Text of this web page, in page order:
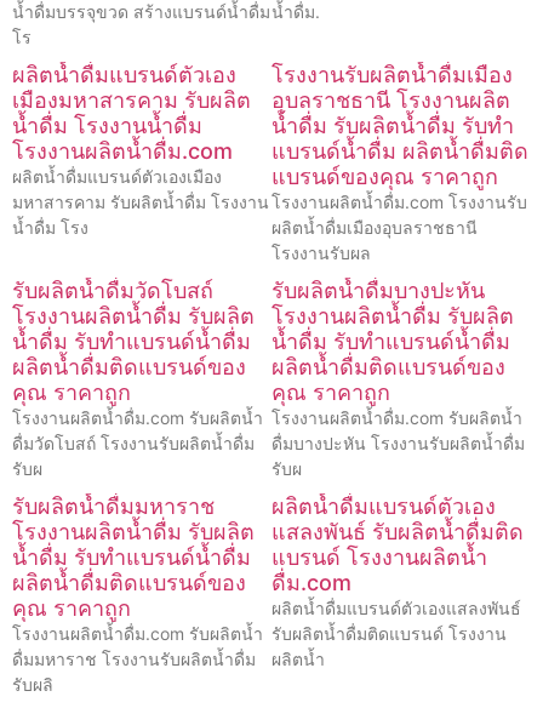
น้ำดื่มบรรจุขวด สร้างแบรนด์น้ำดื่ม
โร
น้ำดื่ม.
ผลิตน้ำดื่มแบรนด์ตัวเอง
เมืองมหาสารคาม รับผลิต
น้ำดื่ม โรงงานน้ำดื่ม
โรงงานผลิตน้ำดื่ม.com
ผลิตน้ำดื่มแบรนด์ตัวเองเมือง
มหาสารคาม รับผลิตน้ำดื่ม โรงงาน
น้ำดื่ม โรง
โรงงานรับผลิตน้ำดื่มเมือง
อุบลราชธานี โรงงานผลิต
น้ำดื่ม รับผลิตน้ำดื่ม รับทำ
แบรนด์น้ำดื่ม ผลิตน้ำดื่มติด
แบรนด์ของคุณ ราคาถูก
โรงงานผลิตน้ำดื่ม.com โรงงานรับ
ผลิตน้ำดื่มเมืองอุบลราชธานี
โรงงานรับผล
รับผลิตน้ำดื่มวัดโบสถ์
โรงงานผลิตน้ำดื่ม รับผลิต
น้ำดื่ม รับทำแบรนด์น้ำดื่ม
ผลิตน้ำดื่มติดแบรนด์ของ
คุณ ราคาถูก
โรงงานผลิตน้ำดื่ม.com รับผลิตน้ำ
ดื่มวัดโบสถ์ โรงงานรับผลิตน้ำดื่ม
รับผ
รับผลิตน้ำดื่มบางปะหัน
โรงงานผลิตน้ำดื่ม รับผลิต
น้ำดื่ม รับทำแบรนด์น้ำดื่ม
ผลิตน้ำดื่มติดแบรนด์ของ
คุณ ราคาถูก
โรงงานผลิตน้ำดื่ม.com รับผลิตน้ำ
ดื่มบางปะหัน โรงงานรับผลิตน้ำดื่ม
รับผ
รับผลิตน้ำดื่มมหาราช
โรงงานผลิตน้ำดื่ม รับผลิต
น้ำดื่ม รับทำแบรนด์น้ำดื่ม
ผลิตน้ำดื่มติดแบรนด์ของ
คุณ ราคาถูก
โรงงานผลิตน้ำดื่ม.com รับผลิตน้ำ
ดื่มมหาราช โรงงานรับผลิตน้ำดื่ม
รับผลิ
ผลิตน้ำดื่มแบรนด์ตัวเอง
แสลงพันธ์ รับผลิตน้ำดื่มติด
แบรนด์ โรงงานผลิตน้ำ
ดื่ม.com
ผลิตน้ำดื่มแบรนด์ตัวเองแสลงพันธ์
รับผลิตน้ำดื่มติดแบรนด์ โรงงาน
ผลิตน้ำ